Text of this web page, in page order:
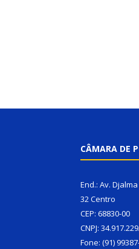
CÂMARA DE
End.: Av.
32 Centro
CEP: 68830-00
CNPJ:
Fone: (91)